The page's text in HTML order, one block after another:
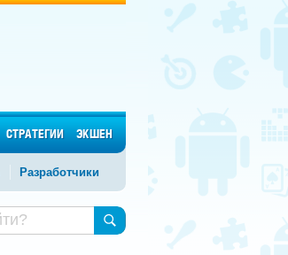
СТРАТЕГИИ ЭКШЕН
Разработчики